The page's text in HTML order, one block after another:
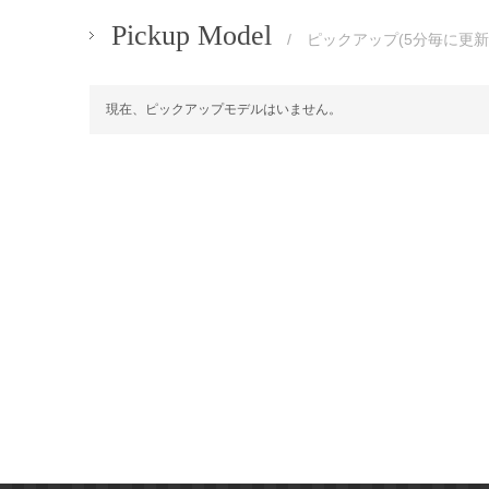
Pickup Model / ピックアップ(5分毎に更
現在、ピックアップモデルはいません。